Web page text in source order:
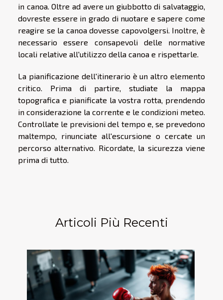
in canoa. Oltre ad avere un giubbotto di salvataggio,
dovreste essere in grado di nuotare e sapere come
reagire se la canoa dovesse capovolgersi. Inoltre, è
necessario essere consapevoli delle normative
locali relative all'utilizzo della canoa e rispettarle.
La pianificazione dell'itinerario è un altro elemento
critico. Prima di partire, studiate la mappa
topografica e pianificate la vostra rotta, prendendo
in considerazione la corrente e le condizioni meteo.
Controllate le previsioni del tempo e, se prevedono
maltempo, rinunciate all'escursione o cercate un
percorso alternativo. Ricordate, la sicurezza viene
prima di tutto.
Articoli Più Recenti